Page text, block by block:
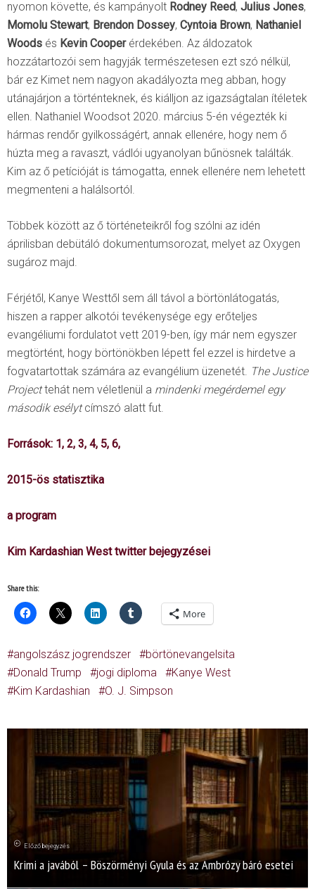
nyomon követte, és kampányolt Rodney Reed, Julius Jones,
Momolu Stewart, Brendon Dossey, Cyntoia Brown, Nathaniel
Woods és Kevin Cooperérdekében. Az áldozatok
hozzátartozói sem hagyják természetesen ezt szó nélkül,
bár ez Kimet nem nagyon akadályozta meg abban, hogy
utánajárjon a történteknek, és kiálljon az igazságtalan ítéletek
ellen. Nathaniel Woodsot 2020. március 5-én végezték ki
hármas rendőr gyilkosságért, annak ellenére, hogy nem ő
húzta meg a ravaszt, vádlói ugyanolyan bűnösnek találták.
Kim az ő petícióját is támogatta, ennek ellenére nem lehetett
megmenteni a halálsortól.
Többek között az ő történeteikről fog szólni az idén
áprilisban debütáló dokumentumsorozat, melyet az Oxygen
sugároz majd.
Férjétől, Kanye Westtől sem áll távol a börtönlátogatás,
hiszen a rapper alkotói tevékenysége egy erőteljes
evangéliumi fordulatot vett 2019-ben, így már nem egyszer
megtörtént, hogy börtönökben lépett fel ezzel is hirdetve a
fogvatartottak számára az evangélium üzenetét. The Justice
Projecttehát nem véletlenül a mindenki megérdemel egy
második esélytcímszó alatt fut.
Források: 1, 2, 3, 4, 5, 6,
2015-ös statisztika
a program
Kim Kardashian West twitter bejegyzései
Share this:
More
angolszász jogrendszer
börtönevangelsita
Donald Trump
jogi diploma
Kanye West
Kim Kardashian
O. J. Simpson
Előző bejegyzés
Krimi a javából – Böszörményi Gyula és az Ambrózy báró esetei